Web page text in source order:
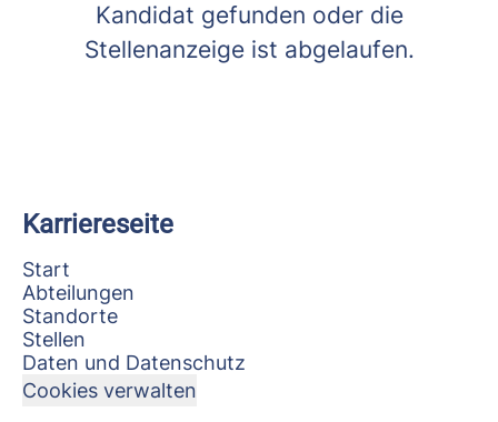
Kandidat gefunden oder die
Stellenanzeige ist abgelaufen.
Karriereseite
Start
Abteilungen
Standorte
Stellen
Daten und Datenschutz
Cookies verwalten